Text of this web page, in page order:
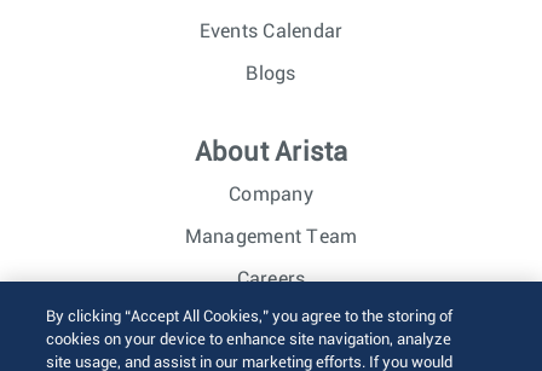
Events Calendar
Blogs
About Arista
Company
Management Team
Careers
Investor Relations
By clicking “Accept All Cookies,” you agree to the storing of
cookies on your device to enhance site navigation, analyze
site usage, and assist in our marketing efforts. If you would